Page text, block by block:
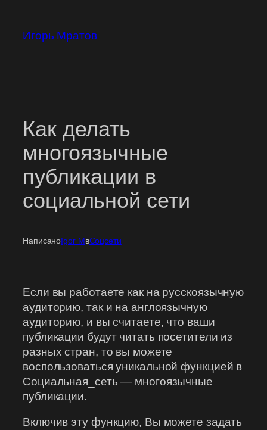
содержимому
Игорь Мратов
Как делать
многоязычные
публикации в
социальной сети
НаписаноIgor MвСоцсети
Если вы работаете как на русскоязычную
аудиторию, так и на англоязычную
аудиторию, и вы считаете, что ваши
публикации будут читать посетители из
разных стран, то вы можете
воспользоваться уникальной функцией в
Социальная_сеть — многоязычные
публикации.
Включив эту функцию, Вы можете задать